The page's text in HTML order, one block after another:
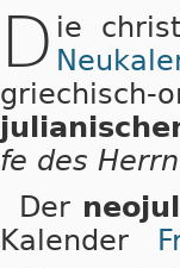
D ie
grie­chisch-
fe des Herrn
Der
Ka­len­der